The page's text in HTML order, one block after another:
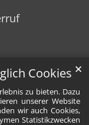
Cookies
zu bieten. Dazu
unserer Website
wir auch Cookies,
Statistikzwecken
✕